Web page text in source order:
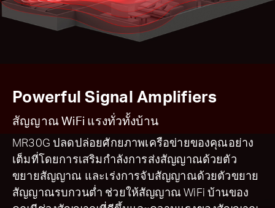
Powerful Signal Amplifiers
สัญญาณ WiFi แรงทั่วทั้งบ้าน
MR30G ปลดปล่อยศักยภาพเครือข่ายของคุณอย่าง
เต็มที่โดยการเสริมกำลังการส่งสัญญาณด้วยตัว
ขยายสัญญาณ และเร่งการจับสัญญาณด้วยตัวขยาย
สัญญาณรบกวนต่ำ ช่วยให้สัญญาณ WiFi บ้านของ